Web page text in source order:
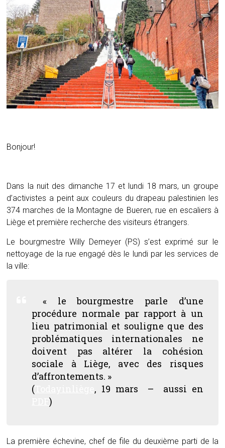
Bonjour!
Dans la nuit des dimanche 17 et lundi 18 mars, un groupe
d’activistes a peint aux couleurs du drapeau palestinien les
374 marches de la Montagne de Bueren, rue en escaliers à
Liège et première recherche des visiteurs étrangers.
Le bourgmestre Willy Demeyer (PS) s’est exprimé sur le
nettoyage de la rue engagé dès le lundi par les services de
la ville:
« le bourgmestre parle d’une
procédure normale par rapport à un
lieu patrimonial et souligne que des
problématiques internationales ne
doivent pas altérer la cohésion
sociale à Liège, avec des risques
d’affrontements. »
(
, 19 mars – aussi en
PDF)
La première échevine, chef de file du deuxième parti de la